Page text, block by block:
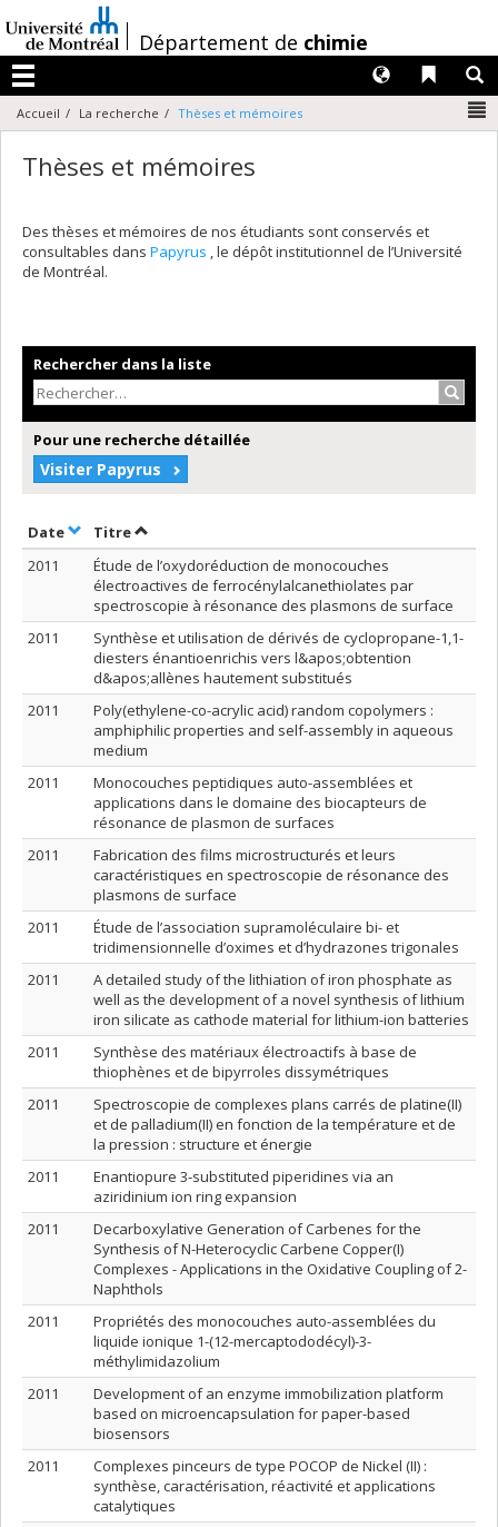
au
contenu
/Département de chimie
Menu
Liens
Langues
Accueil La recherche Thèses et mémoires
Thèses et mémoires
Des thèses et mémoires de nos étudiants sont conservés et
consultables dans Papyrus , le dépôt institutionnel de l’Université
de Montréal.
Rechercher dans la liste
Pour une recherche détaillée
Visiter Papyrus
DateTrier par date en ordre croissant
TitreTrier par titre en ordre croissant
2011
Étude de l’oxydoréduction de monocouches
électroactives de ferrocénylalcanethiolates par
spectroscopie à résonance des plasmons de surface
2011
Synthèse et utilisation de dérivés de cyclopropane-1,1-
diesters énantioenrichis vers l&apos;obtention
d&apos;allènes hautement substitués
2011
Poly(ethylene-co-acrylic acid) random copolymers :
amphiphilic properties and self-assembly in aqueous
medium
2011
Monocouches peptidiques auto-assemblées et
applications dans le domaine des biocapteurs de
résonance de plasmon de surfaces
2011
Fabrication des films microstructurés et leurs
caractéristiques en spectroscopie de résonance des
plasmons de surface
2011
Étude de l’association supramoléculaire bi- et
tridimensionnelle d’oximes et d’hydrazones trigonales
2011
A detailed study of the lithiation of iron phosphate as
well as the development of a novel synthesis of lithium
iron silicate as cathode material for lithium-ion batteries
2011
Synthèse des matériaux électroactifs à base de
thiophènes et de bipyrroles dissymétriques
2011
Spectroscopie de complexes plans carrés de platine(II)
et de palladium(II) en fonction de la température et de
la pression : structure et énergie
2011
Enantiopure 3-substituted piperidines via an
aziridinium ion ring expansion
2011
Decarboxylative Generation of Carbenes for the
Synthesis of N-Heterocyclic Carbene Copper(I)
Complexes - Applications in the Oxidative Coupling of 2-
Naphthols
2011
Propriétés des monocouches auto-assemblées du
liquide ionique 1-(12-mercaptododécyl)-3-
méthylimidazolium
2011
Development of an enzyme immobilization platform
based on microencapsulation for paper-based
biosensors
2011
Complexes pinceurs de type POCOP de Nickel (II) :
synthèse, caractérisation, réactivité et applications
catalytiques